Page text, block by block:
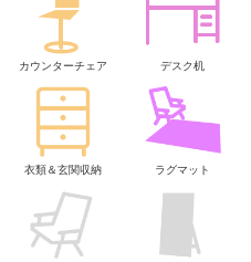
カウンターチェア デスク机
衣類＆玄関収納 ラグマット